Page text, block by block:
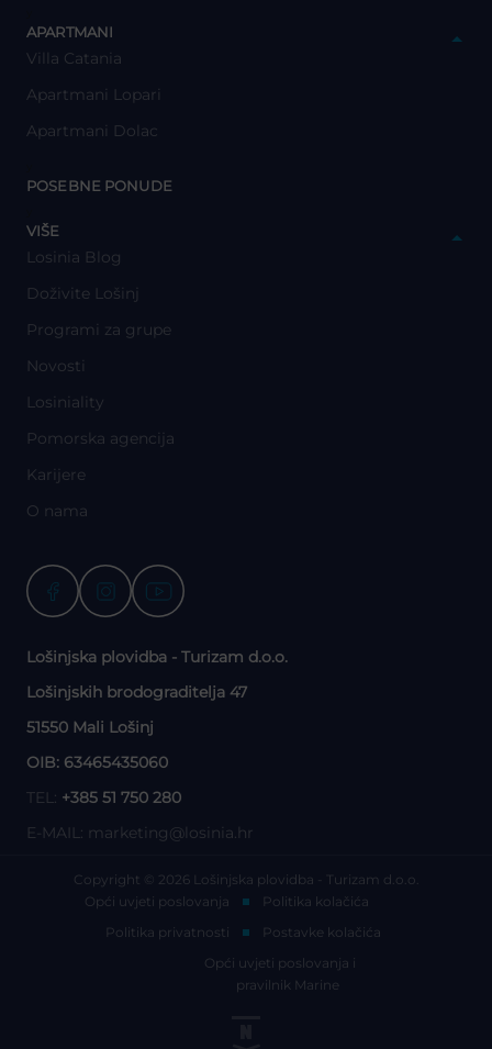
APARTMANI
Villa Catania
Apartmani Lopari
Apartmani Dolac
POSEBNE PONUDE
VIŠE
Losinia Blog
Doživite Lošinj
Programi za grupe
Novosti
Losiniality
Pomorska agencija
Karijere
O nama
Lošinjska plovidba - Turizam d.o.o.
Lošinjskih brodograditelja 47
51550 Mali Lošinj
OIB: 63465435060
TEL: +385 51 750 280
E-MAIL: marketing@losinia.hr
Copyright © 2026 Lošinjska plovidba - Turizam d.o.o.
Opći uvjeti poslovanja
Politika kolačića
Politika privatnosti
Postavke kolačića
Opći uvjeti poslovanja i
pravilnik Marine